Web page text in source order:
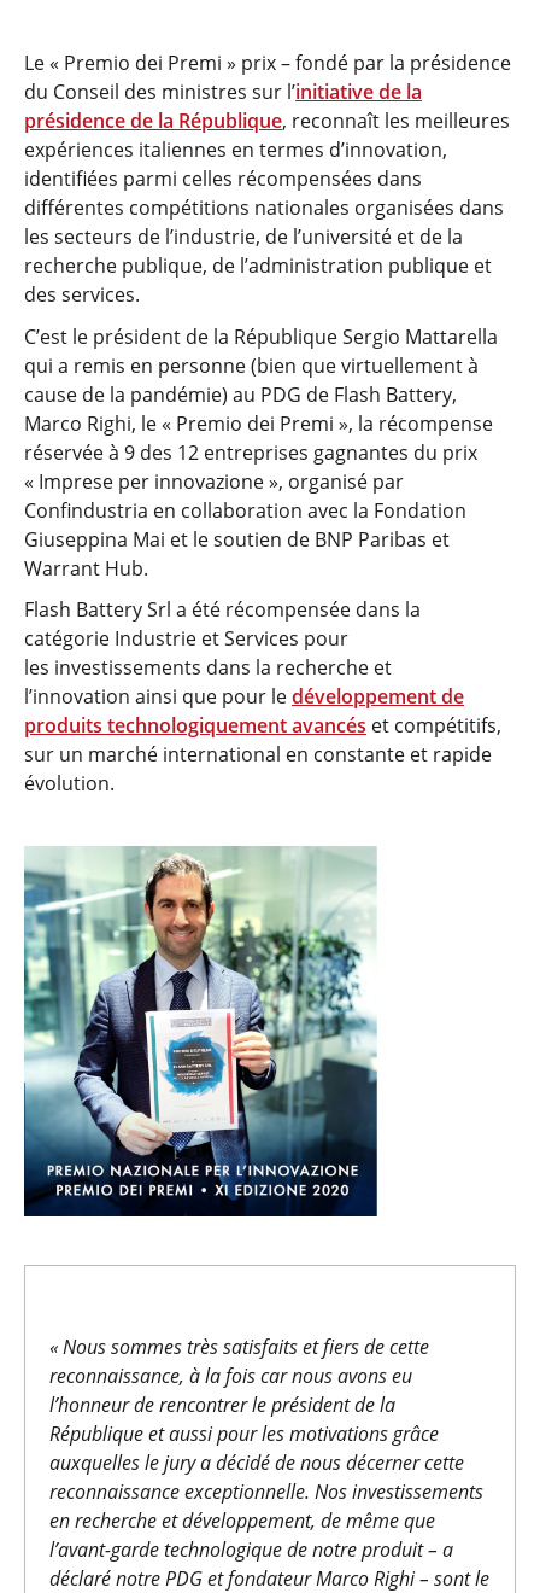
Le « Premio dei Premi » prix – fondé par la présidence
du Conseil des ministres sur l’initiative de la
présidence de la République, reconnaît les meilleures
expériences italiennes en termes d’innovation,
identifiées parmi celles récompensées dans
différentes compétitions nationales organisées dans
les secteurs de l’industrie, de l’université et de la
recherche publique, de l’administration publique et
des services.
C’est le président de la République Sergio Mattarella
qui a remis en personne (bien que virtuellement à
cause de la pandémie) au PDG de Flash Battery,
Marco Righi, le « Premio dei Premi », la récompense
réservée à 9 des 12 entreprises gagnantes du prix
« Imprese per innovazione », organisé par
Confindustria en collaboration avec la Fondation
Giuseppina Mai et le soutien de BNP Paribas et
Warrant Hub.
Flash Battery Srl a été récompensée dans la
catégorie Industrie et Services pour
les investissements dans la recherche et
l’innovation ainsi que pour ledéveloppement de
produits technologiquement avancés et compétitifs,
sur un marché international en constante et rapide
évolution.
«Nous sommes très satisfaits et fiers de cette
reconnaissance, à la fois car nous avons eu
l’honneur de rencontrer le président de la
République et aussi pour les motivations grâce
auxquelles le jury a décidé de nous décerner cette
reconnaissance exceptionnelle. Nos investissements
en recherche et développement, de même que
l’avant-garde technologique de notre produit – a
déclaré notre PDG et fondateur Marco Righi – sont le